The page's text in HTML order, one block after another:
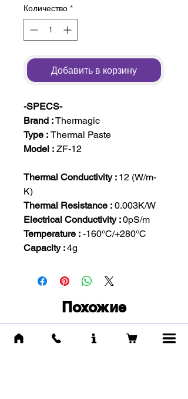
Количество *
Добавить в корзину
-SPECS-
Brand :Thermagic
Type : Thermal Paste
Model : ZF-12
Thermal Conductivity : 12 (W/m-
K)
Thermal Resistance : 0.003K/W
Electrical Conductivity :0pS/m
Temperature : -160°С/+280°С
Capacity :4g
Похожие
товары